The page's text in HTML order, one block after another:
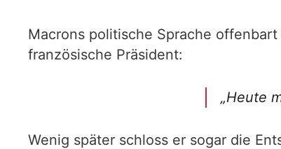
Macrons politische Sprache
französische Präsident:
„Heute
Wenig später schloss er sogar die